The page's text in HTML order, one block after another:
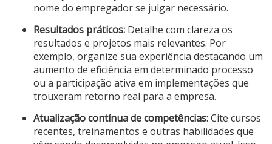
nome do empregador se julgar necessário.
Resultados práticos: Detalhe com clareza os
resultados e projetos mais relevantes. Por
exemplo, organize sua experiência destacando um
aumento de eficiência em determinado processo
ou a participação ativa em implementações que
trouxeram retorno real para a empresa.
Atualização contínua de competências:Cite cursos
recentes, treinamentos e outras habilidades que